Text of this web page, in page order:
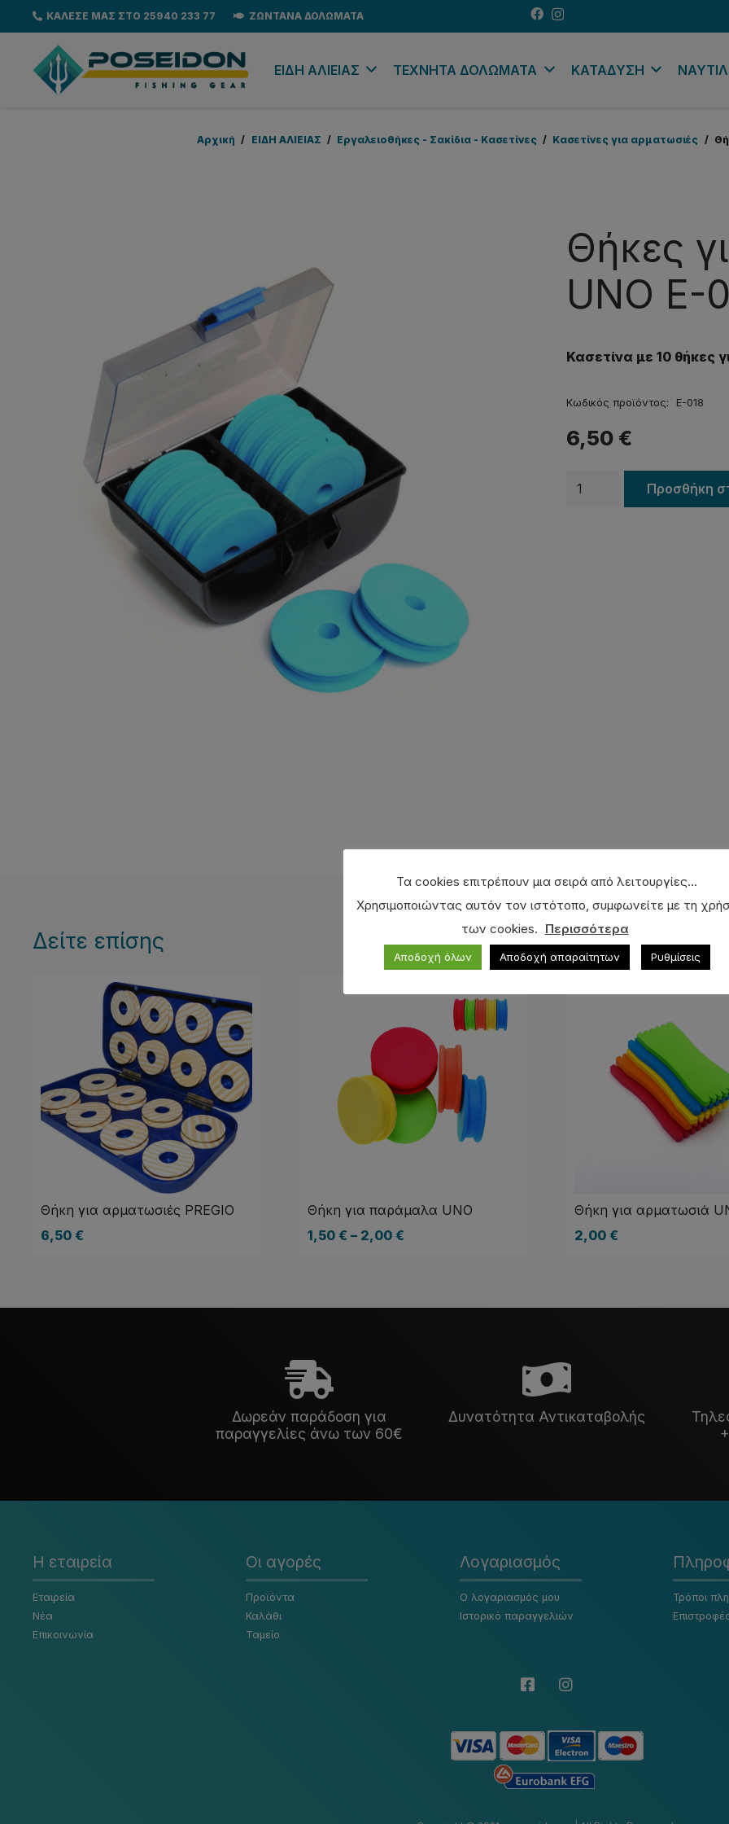
ΚΑΛΕΣΕ ΜΑΣ ΣΤΟ 25940 233 77 ΖΩΝΤΑΝΑ ΔΟΛΩΜΑΤΑ
EΙΔΗ ΑΛΙΕΙΑΣ ΤΕΧΝΗΤΑ ΔΟΛΩΜΑΤΑ ΚΑΤΑΔΥΣΗ
Αρχική / EΙΔΗ ΑΛΙΕΙΑΣ / Εργαλειοθήκες - Σακίδια - Κασετίνες / Κασετίνες για αρματωσιές /
Θήκες
UNO E-
Κασετίνα με 10 θήκες
Κωδικός προϊόντος: E-018
6,50 €
Θήκες
Προσθήκη
Δείτε επίσης
Θήκη για αρματωσιές PREGIO
6,50 €
Θήκη για παράμαλα UNO
1,50 € – 2,00 €
Θήκη για αρματωσιά
2,00 €
Δωρεάν παράδοση για
παραγγελίες άνω των 60€
Δυνατότητα Αντικαταβολής
Η εταιρεία
Εταιρεία
Νέα
Επικοινωνία
Οι αγορές
Προϊόντα
Καλάθι
Ταμείο
Λογαριασμός
Ο λογαριασμός μου
Ιστορικό παραγγελιών
Τρόποι
Τα cookies επιτρέπουν μια σειρά από λειτουργίες...
Χρησιμοποιώντας αυτόν τον ιστότοπο, συμφωνείτε με τη
των cookies. Περισσότερα
Αποδοχή όλων Αποδοχή απαραίτητων Ρυθμίσεις